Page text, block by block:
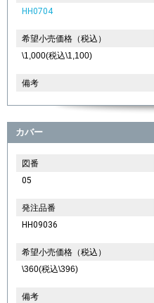
HH0704
希望小売価格（税込）
\1,000(税込\1,100)
備考
カバー
図番
05
発注品番
HH09036
希望小売価格（税込）
\360(税込\396)
備考